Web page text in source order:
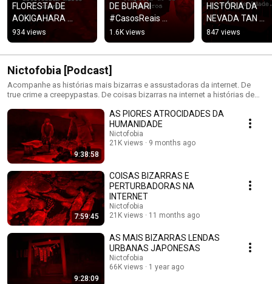
FLORESTA DE
AOKIGAHARA
#CasosReais
#Terror #Podcast
#Japão
#LendasUrbanas
#Contos
934 views
DE BURARI
#CasosReais
#TrueCrime
#Podcast
#CoisasBizarras
1.6K views
HISTÓRIA DA
NEVADA TAN
#CasosReais
#TrueCrime
#Podcast
847 views
Nictofobia [Podcast]
Acompanhe as histórias mais bizarras e assustadoras da internet. De
true crime a creepypastas. De coisas bizarras na internet a histórias de
escuridão.
9:38:58
AS PIORES ATROCIDADES DA
HUMANIDADE
Nictofobia
21K views
9 months ago
7:59:45
COISAS BIZARRAS E
PERTURBADORAS NA
INTERNET
Nictofobia
21K views
11 months ago
9:28:09
AS MAIS BIZARRAS LENDAS
URBANAS JAPONESAS
Nictofobia
66K views
1 year ago